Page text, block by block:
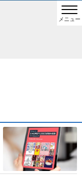
メニュー